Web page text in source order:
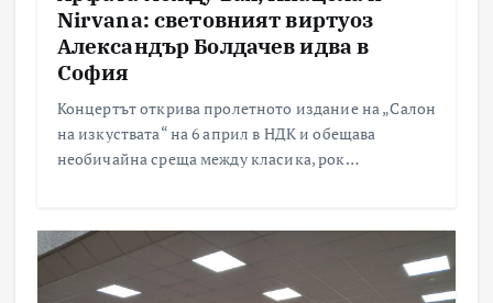
Nirvana: световният виртуоз
Александър Болдачев идва в
София
Концертът открива пролетното издание на „Салон
на изкуствата“ на 6 април в НДК и обещава
необичайна среща между класика, рок…